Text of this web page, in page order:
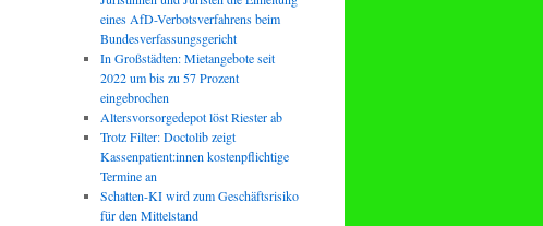
eines AfD-Verbotsverfahrens beim
Bundesverfassungsgericht
In Großstädten: Mietangebote seit
2022 um bis zu 57 Prozent
eingebrochen
Altersvorsorgedepot löst Riester ab
Trotz Filter: Doctolib zeigt
Kassenpatient:innen kostenpflichtige
Termine an
Schatten-KI wird zum Geschäftsrisiko
für den Mittelstand